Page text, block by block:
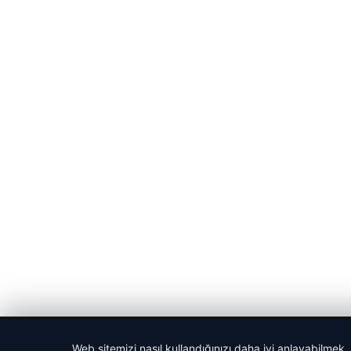
Web sitemizi nasıl kullandığınızı daha iyi